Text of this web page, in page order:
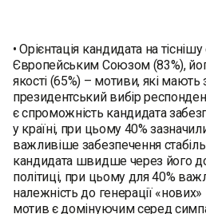
• Орієнтація кандидата на
Європейським Союзом (83%),
якості (65%) – мотиви, які
президентський вибір
є спроможність кандидата
у країні, при цьому 40%
важливіше забезпечення
кандидата швидше через його
політиці, при цьому для 40%
належність до генерації «нових»
мотив є домінуючим серед